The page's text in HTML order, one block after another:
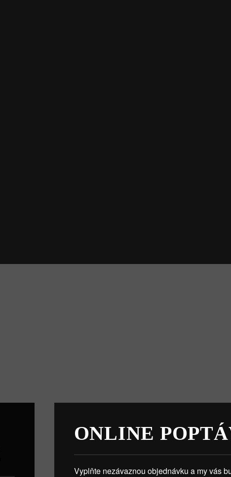
ONLINE
Vyplňte nezávaznou objednávku a my vás